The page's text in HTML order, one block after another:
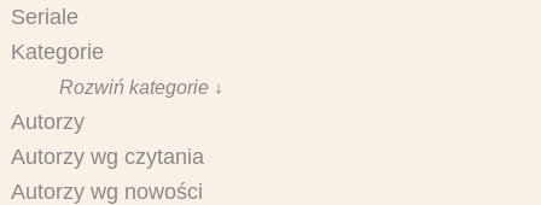
Seriale
Kategorie
Rozwiń kategorie ↓
Autorzy
Autorzy wg czytania
Autorzy wg nowości